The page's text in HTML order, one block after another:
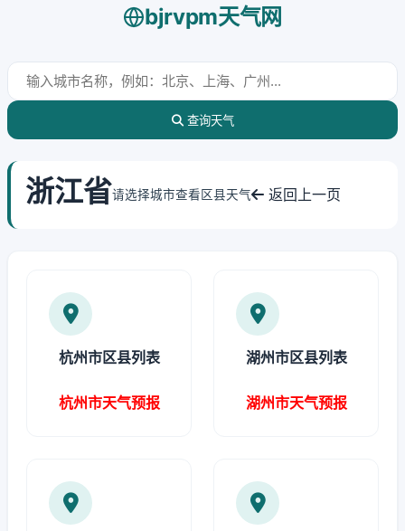
bjrvpm天气网
查询天气
浙江省请选择城市查看区县天气 返回上一页
杭州市区县列表
杭州市天气预报
湖州市区县列表
湖州市天气预报